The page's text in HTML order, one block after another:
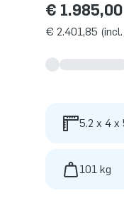
€ 1.985,00
€ 2.401,85
5.2 x 4 x
101 kg